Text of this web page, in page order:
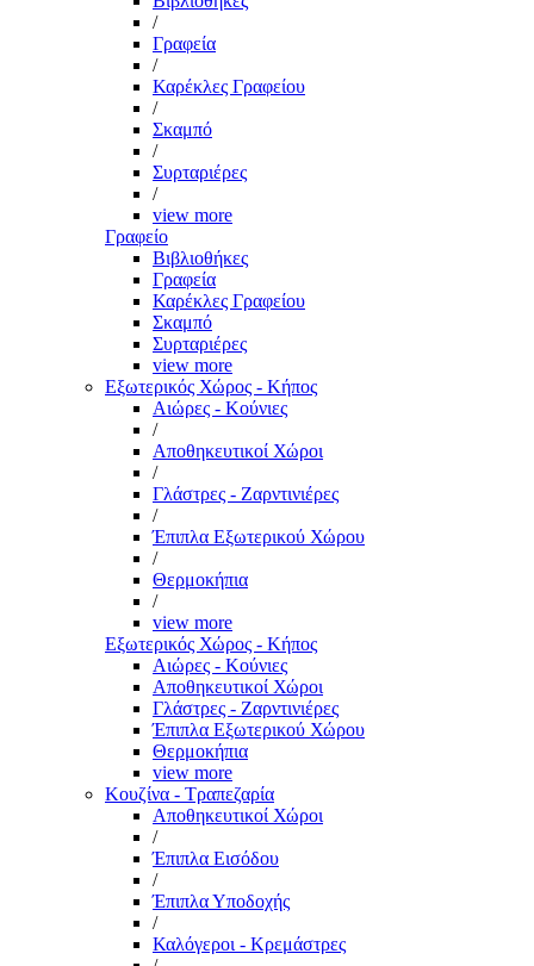
/
Γραφεία
/
Καρέκλες Γραφείου
/
Σκαμπό
/
Συρταριέρες
/
view more
Γραφείο
Βιβλιοθήκες
Γραφεία
Καρέκλες Γραφείου
Σκαμπό
Συρταριέρες
view more
Εξωτερικός Χώρος - Κήπος
Αιώρες - Κούνιες
/
Αποθηκευτικοί Χώροι
/
Γλάστρες - Ζαρντινιέρες
/
Έπιπλα Εξωτερικού Χώρου
/
Θερμοκήπια
/
view more
Εξωτερικός Χώρος - Κήπος
Αιώρες - Κούνιες
Αποθηκευτικοί Χώροι
Γλάστρες - Ζαρντινιέρες
Έπιπλα Εξωτερικού Χώρου
Θερμοκήπια
view more
Κουζίνα - Τραπεζαρία
Αποθηκευτικοί Χώροι
/
Έπιπλα Εισόδου
/
Έπιπλα Υποδοχής
/
Καλόγεροι - Κρεμάστρες